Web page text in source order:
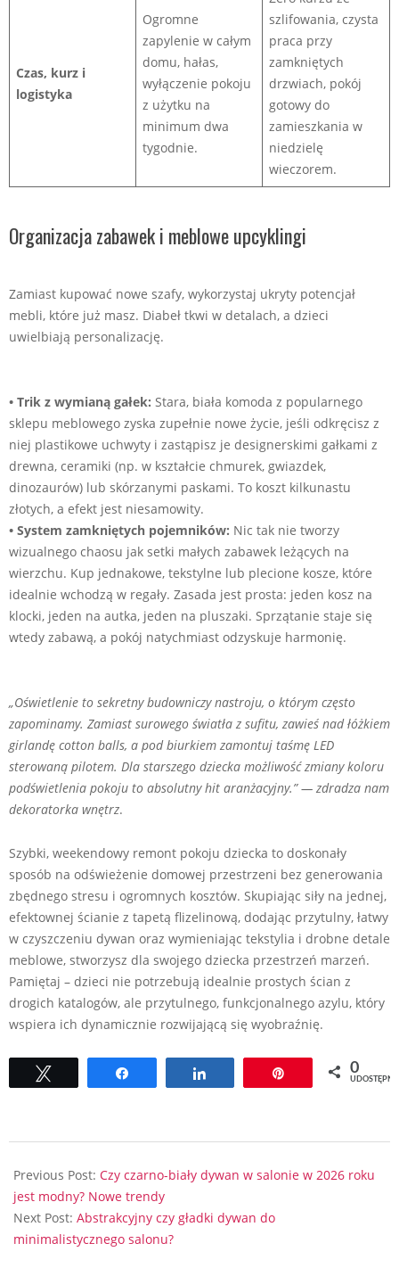
Czas, kurz i
logistyka
Ogromne
zapylenie w całym
domu, hałas,
wyłączenie pokoju
z użytku na
minimum dwa
tygodnie.
szlifowania, czysta
praca przy
zamkniętych
drzwiach, pokój
gotowy do
zamieszkania w
niedzielę
wieczorem.
Organizacja zabawek i meblowe upcyklingi
Zamiast kupować nowe szafy, wykorzystaj ukryty potencjał
mebli, które już masz. Diabeł tkwi w detalach, a dzieci
uwielbiają personalizację.
• Trik z wymianą gałek: Stara, biała komoda z popularnego
sklepu meblowego zyska zupełnie nowe życie, jeśli odkręcisz z
niej plastikowe uchwyty i zastąpisz je designerskimi gałkami z
drewna, ceramiki (np. w kształcie chmurek, gwiazdek,
dinozaurów) lub skórzanymi paskami. To koszt kilkunastu
złotych, a efekt jest niesamowity.
• System zamkniętych pojemników: Nic tak nie tworzy
wizualnego chaosu jak setki małych zabawek leżących na
wierzchu. Kup jednakowe, tekstylne lub plecione kosze, które
idealnie wchodzą w regały. Zasada jest prosta: jeden kosz na
klocki, jeden na autka, jeden na pluszaki. Sprzątanie staje się
wtedy zabawą, a pokój natychmiast odzyskuje harmonię.
„Oświetlenie to sekretny budowniczy nastroju, o którym często
zapominamy. Zamiast surowego światła z sufitu, zawieś nad łóżkiem
girlandę cotton balls, a pod biurkiem zamontuj taśmę LED
sterowaną pilotem. Dla starszego dziecka możliwość zmiany koloru
podświetlenia pokoju to absolutny hit aranżacyjny.” — zdradza nam
dekoratorka wnętrz.
Szybki, weekendowy remont pokoju dziecka to doskonały
sposób na odświeżenie domowej przestrzeni bez generowania
zbędnego stresu i ogromnych kosztów. Skupiając siły na jednej,
efektownej ścianie z tapetą flizelinową, dodając przytulny, łatwy
w czyszczeniu dywan oraz wymieniając tekstylia i drobne detale
meblowe, stworzysz dla swojego dziecka przestrzeń marzeń.
Pamiętaj – dzieci nie potrzebują idealnie prostych ścian z
drogich katalogów, ale przytulnego, funkcjonalnego azylu, który
wspiera ich dynamicznie rozwijającą się wyobraźnię.
Udostępnij Udostępnij Przypnij 0
06-
26
Previous Post: Czy czarno-biały dywan w salonie w 2026 roku
jest modny? Nowe trendy
Next Post: Abstrakcyjny czy gładki dywan do
minimalistycznego salonu?